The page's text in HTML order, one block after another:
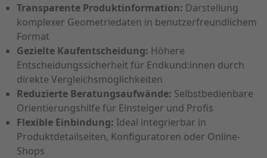
Transparente Produktinformation: Darstellung
komplexer Geometriedaten in benutzerfreundlichem
Format
Gezielte Kaufentscheidung: Höhere
Entscheidungssicherheit für Endkund:innen durch
direkte Vergleichsmöglichkeiten
Reduzierte Beratungsaufwände: Selbstbedienbare
Orientierungshilfe für Einsteiger und Profis
Flexible Einbindung: Ideal integrierbar in
Produktdetailseiten, Konfiguratoren oder Online-
Shops